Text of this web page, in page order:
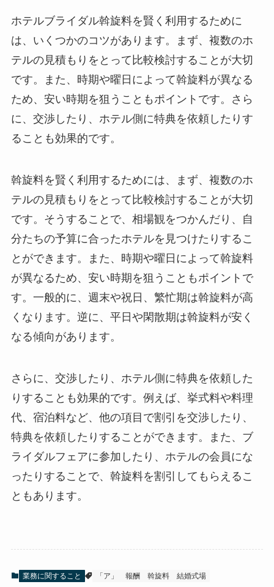
ホテルブライダル斡旋料を賢く利用するために
は、いくつかのコツがあります。まず、複数のホ
テルの見積もりをとって比較検討することが大切
です。また、時期や曜日によって斡旋料が異なる
ため、安い時期を狙うこともポイントです。さら
に、交渉したり、ホテル側に特典を依頼したりす
ることも効果的です。
斡旋料を賢く利用するためには、まず、複数のホ
テルの見積もりをとって比較検討することが大切
です。 そうすることで、相場観をつかんだり、自
分たちの予算に合ったホテルを見つけたりするこ
とができます。
また、時期や曜日によって斡旋料
が異なるため、安い時期を狙うこともポイントで
す。一般的に、週末や祝日、繁忙期は斡旋料が高
くなります。逆に、平日や閑散期は斡旋料が安く
なる傾向があります。
さらに、交渉したり、ホテル側に特典を依頼した
りすることも効果的です。 例えば、挙式料や料理
代、宿泊料など、他の項目で割引を交渉したり、
特典を依頼したりすることができます。
また、ブ
ライダルフェアに参加したり、ホテルの会員にな
ったりすることで、斡旋料を割引してもらえるこ
ともあります。
業務に関すること 「ア」 報酬 斡旋料 結婚式場